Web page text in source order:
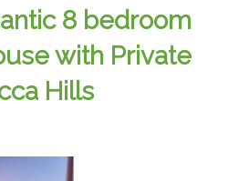
8 bedroom
with Private
Hills